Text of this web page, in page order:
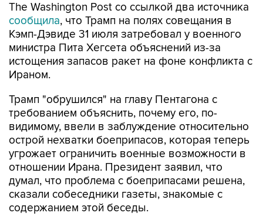
The Washington Post со ссылкой два источника
сообщила, что Трамп на полях совещания в
Кэмп-Дэвиде 31 июля затребовал у военного
министра Пита Хегсета объяснений из-за
истощения запасов ракет на фоне конфликта с
Ираном.
Трамп "обрушился" на главу Пентагона с
требованием объяснить, почему его, по-
видимому, ввели в заблуждение относительно
острой нехватки боеприпасов, которая теперь
угрожает ограничить военные возможности в
отношении Ирана. Президент заявил, что
думал, что проблема с боеприпасами решена,
сказали собеседники газеты, знакомые с
содержанием этой беседы.